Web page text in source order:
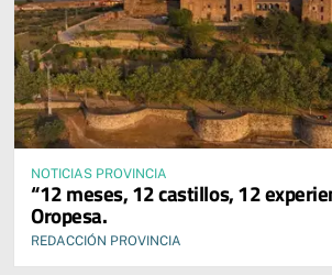
NOTICIAS PROVINCIA
“12 meses, 12 castillos, 12
Oropesa.
REDACCIÓN PROVINCIA